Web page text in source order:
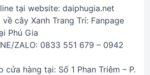
tại website: daiphugia.net
cây Xanh Trang Trí: Fanpage
Phú Gia
ZALO: 0833 551 679 – 0942
hàng tại: Số 1 Phan Triêm – P.